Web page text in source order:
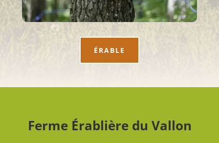
ÉRABLE
Ferme Érablière du Vallon